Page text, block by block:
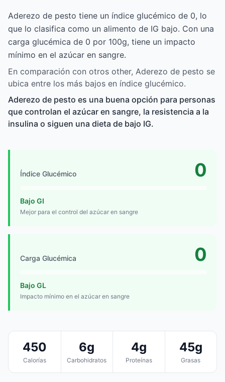
Aderezo de pesto tiene un índice glucémico de 0, lo
que lo clasifica como un alimento de IG bajo. Con una
carga glucémica de 0 por 100g, tiene un impacto
mínimo en el azúcar en sangre.
En comparación con otros other, Aderezo de pesto se
ubica entre los más bajos en índice glucémico.
Aderezo de pesto es una buena opción para personas
que controlan el azúcar en sangre, la resistencia a la
insulina o siguen una dieta de bajo IG.
Índice Glucémico 0
Bajo GI
Mejor para el control del azúcar en sangre
Carga Glucémica 0
Bajo GL
Impacto mínimo en el azúcar en sangre
450
Calorías
6g
Carbohidratos
4g
Proteínas
45g
Grasas